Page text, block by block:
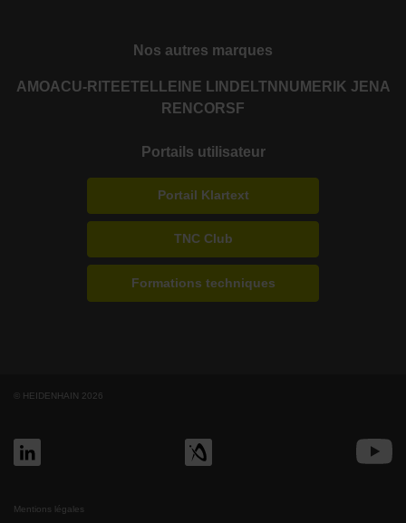
Nos autres marques
AMOACU-RITE ETEL LEINE LINDE LTN NUMERIK JENA
RENCORSF
Portails utilisateur
Portail Klartext
TNC Club
Formations techniques
© HEIDENHAIN 2026
Mentions légales